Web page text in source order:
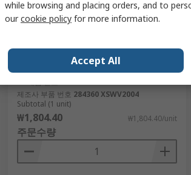
제조사가 재고 비축중
mm D, 1950 mm L, for Use with
Enclosure Panels
제조사 부품 번호 284360 XSWV2004
Subtotal (1 unit)
₩1,804.40 ₩1,804.40/unit
주문수량
while browsing and placing orders, and to
ourcookie policy for more information.
Accept All